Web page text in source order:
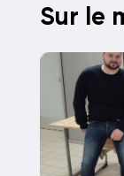
Sur le